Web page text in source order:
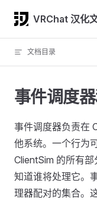
Skip to content
VRChat 汉化
文档目录
事件调度
事件调度器负责在
他系统。一个行为
ClientSim 的所有
知道谁将处理它。
理器配对的集合。